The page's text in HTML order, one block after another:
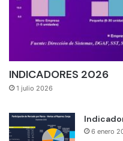
INDICADORES 2026
1 julio 2026
6 enero